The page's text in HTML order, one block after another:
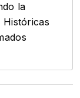
la
Históricas